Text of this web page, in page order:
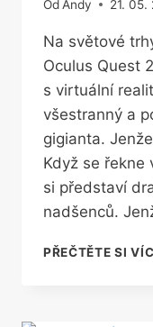
Od Andy 21. 05.
Na světové
Oculus Quest
s virtuální
všestranný a
gigianta.
Když se řekne
si představí
nadšenců.
PŘEČTĚTE SI